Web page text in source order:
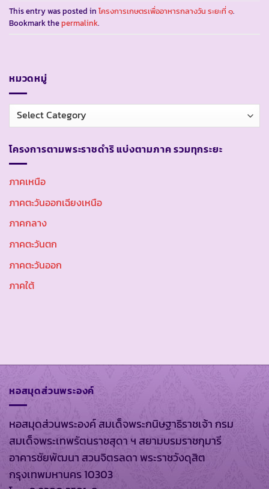
This entry was posted in โครงการเกษตรเพื่ออาหารกลางวัน ระยะที่ ๑.
Bookmark thepermalink.
หมวดหมู่
หมวด
หมู่
โครงการตามพระราชดำริ แบ่งตามภาค รวมทุกระยะ
ภาคเหนือ
ภาคตะวันออกเฉียงเหนือ
ภาคกลาง
ภาคตะวันตก
ภาคตะวันออก
ภาคใต้
หอสมุดส่วนพระองค์
หอสมุดส่วนพระองค์ สมเด็จพระกนิษฐาธิราชเจ้า กรม
สมเด็จพระเทพรัตนราชสุดา ฯ สยามบรมราชกุมารี
อาคารชัยพัฒนา สวนจิตรลดา พระราชวังดุสิต
กรุงเทพมหานคร 10303